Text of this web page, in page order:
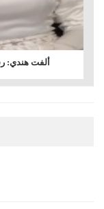
ألفت هندي: